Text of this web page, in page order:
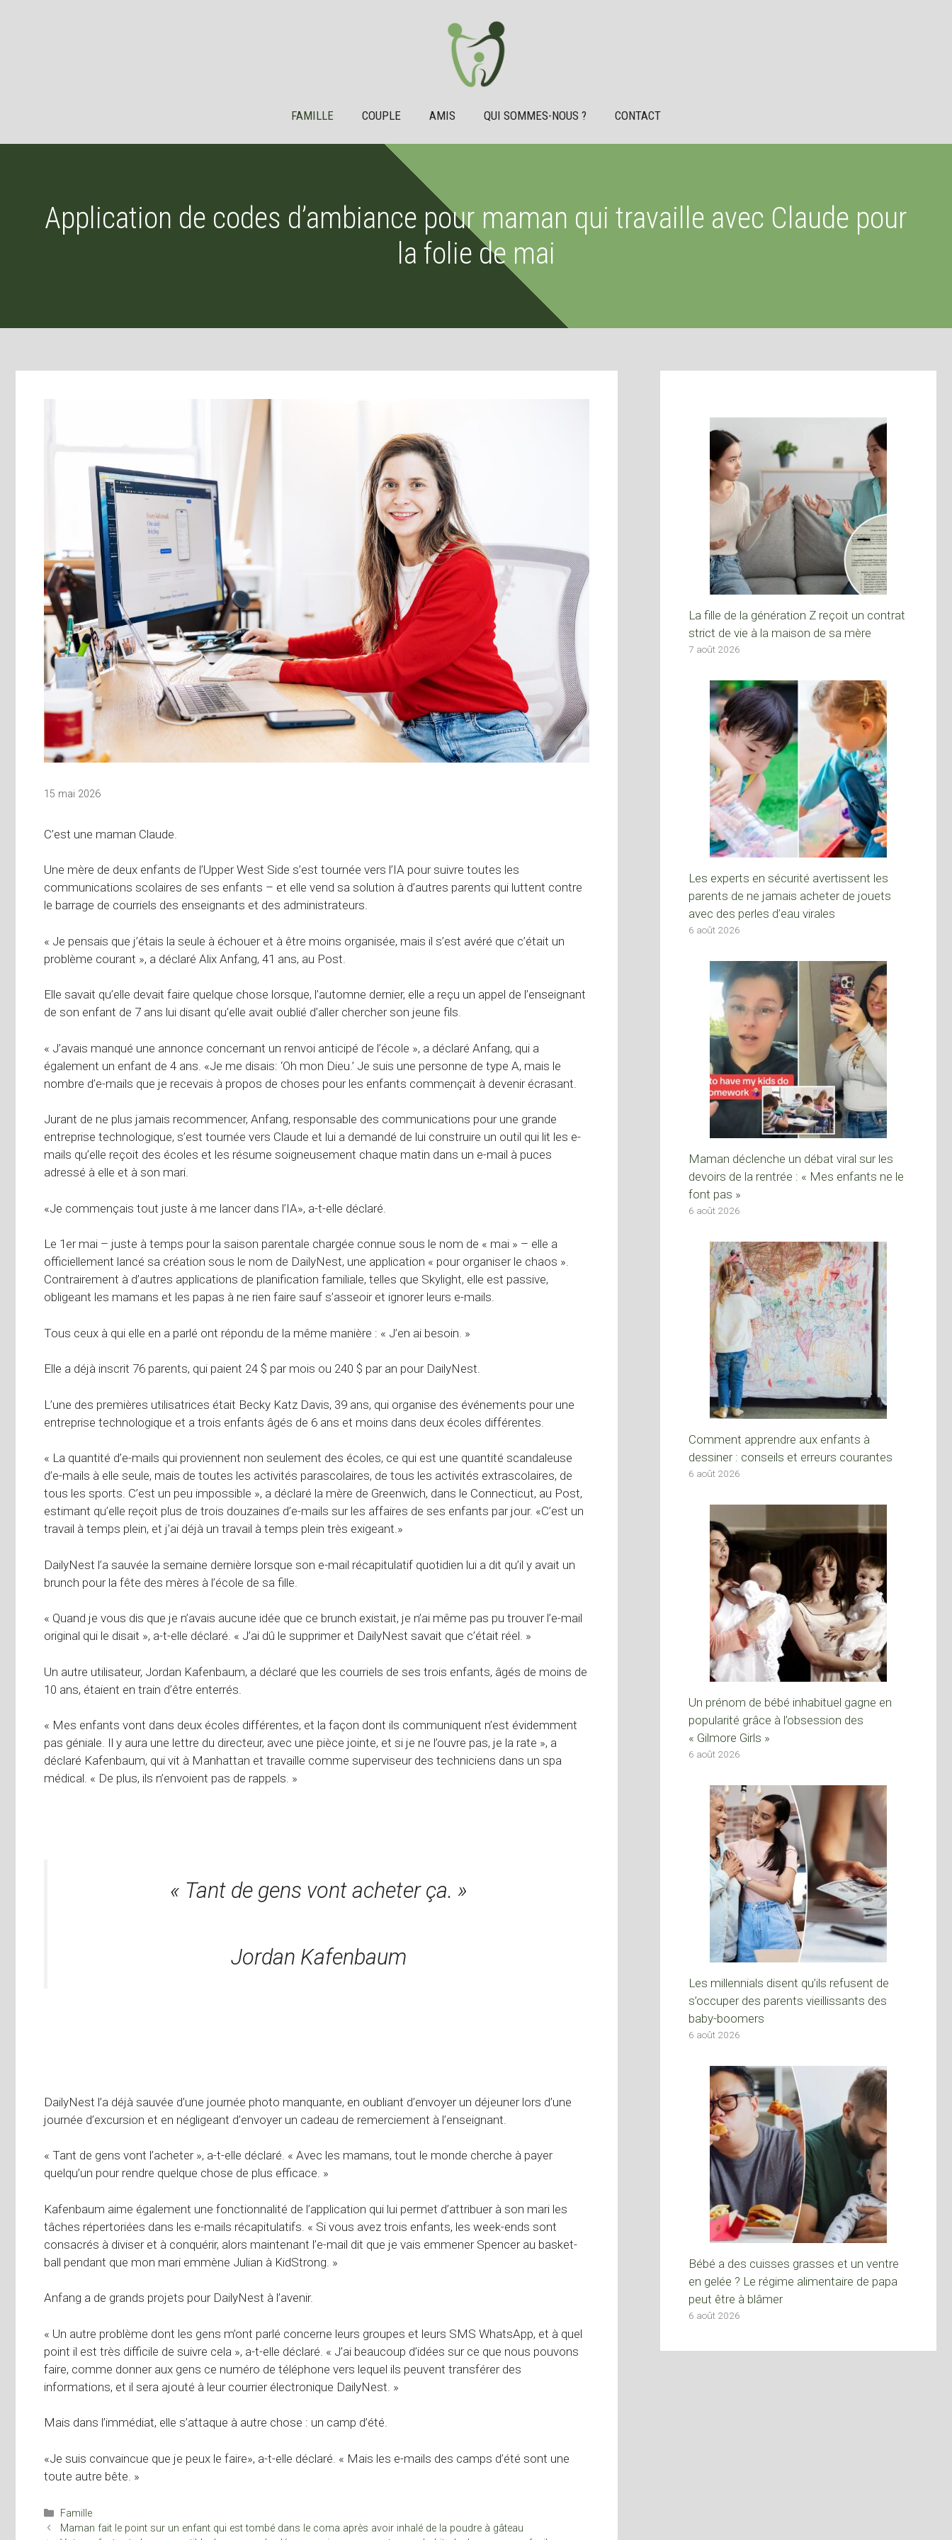
FAMILLE COUPLE AMIS QUI SOMMES-NOUS ? CONTACT
Application de codes d’ambiance pour maman qui travaille avec Claude pour
la folie de mai
15 mai 2026
C’est une maman Claude.
Une mère de deux enfants de l’Upper West Side s’est tournée vers l’IA pour suivre toutes les
communications scolaires de ses enfants – et elle vend sa solution à d’autres parents qui luttent contre
le barrage de courriels des enseignants et des administrateurs.
« Je pensais que j’étais la seule à échouer et à être moins organisée, mais il s’est avéré que c’était un
problème courant », a déclaré Alix Anfang, 41 ans, au Post.
Elle savait qu’elle devait faire quelque chose lorsque, l’automne dernier, elle a reçu un appel de l’enseignant
de son enfant de 7 ans lui disant qu’elle avait oublié d’aller chercher son jeune fils.
« J’avais manqué une annonce concernant un renvoi anticipé de l’école », a déclaré Anfang, qui a
également un enfant de 4 ans. «Je me disais: ‘Oh mon Dieu.’ Je suis une personne de type A, mais le
nombre d’e-mails que je recevais à propos de choses pour les enfants commençait à devenir écrasant.
Jurant de ne plus jamais recommencer, Anfang, responsable des communications pour une grande
entreprise technologique, s’est tournée vers Claude et lui a demandé de lui construire un outil qui lit les e-
mails qu’elle reçoit des écoles et les résume soigneusement chaque matin dans un e-mail à puces
adressé à elle et à son mari.
«Je commençais tout juste à me lancer dans l’IA», a-t-elle déclaré.
Le 1er mai – juste à temps pour la saison parentale chargée connue sous le nom de « mai » – elle a
officiellement lancé sa création sous le nom de DailyNest, une application « pour organiser le chaos ».
Contrairement à d’autres applications de planification familiale, telles que Skylight, elle est passive,
obligeant les mamans et les papas à ne rien faire sauf s’asseoir et ignorer leurs e-mails.
Tous ceux à qui elle en a parlé ont répondu de la même manière : « J’en ai besoin. »
Elle a déjà inscrit 76 parents, qui paient 24 $ par mois ou 240 $ par an pour DailyNest.
L’une des premières utilisatrices était Becky Katz Davis, 39 ans, qui organise des événements pour une
entreprise technologique et a trois enfants âgés de 6 ans et moins dans deux écoles différentes.
« La quantité d’e-mails qui proviennent non seulement des écoles, ce qui est une quantité scandaleuse
d’e-mails à elle seule, mais de toutes les activités parascolaires, de tous les activités extrascolaires, de
tous les sports. C’est un peu impossible », a déclaré la mère de Greenwich, dans le Connecticut, au Post,
estimant qu’elle reçoit plus de trois douzaines d’e-mails sur les affaires de ses enfants par jour. «C’est un
travail à temps plein, et j’ai déjà un travail à temps plein très exigeant.»
DailyNest l’a sauvée la semaine dernière lorsque son e-mail récapitulatif quotidien lui a dit qu’il y avait un
brunch pour la fête des mères à l’école de sa fille.
« Quand je vous dis que je n’avais aucune idée que ce brunch existait, je n’ai même pas pu trouver l’e-mail
original qui le disait », a-t-elle déclaré. « J’ai dû le supprimer et DailyNest savait que c’était réel. »
Un autre utilisateur, Jordan Kafenbaum, a déclaré que les courriels de ses trois enfants, âgés de moins de
10 ans, étaient en train d’être enterrés.
« Mes enfants vont dans deux écoles différentes, et la façon dont ils communiquent n’est évidemment
pas géniale. Il y aura une lettre du directeur, avec une pièce jointe, et si je ne l’ouvre pas, je la rate », a
déclaré Kafenbaum, qui vit à Manhattan et travaille comme superviseur des techniciens dans un spa
médical. « De plus, ils n’envoient pas de rappels. »
« Tant de gens vont acheter ça. »
Jordan Kafenbaum
DailyNest l’a déjà sauvée d’une journée photo manquante, en oubliant d’envoyer un déjeuner lors d’une
journée d’excursion et en négligeant d’envoyer un cadeau de remerciement à l’enseignant.
« Tant de gens vont l’acheter », a-t-elle déclaré. « Avec les mamans, tout le monde cherche à payer
quelqu’un pour rendre quelque chose de plus efficace. »
Kafenbaum aime également une fonctionnalité de l’application qui lui permet d’attribuer à son mari les
tâches répertoriées dans les e-mails récapitulatifs. « Si vous avez trois enfants, les week-ends sont
consacrés à diviser et à conquérir, alors maintenant l’e-mail dit que je vais emmener Spencer au basket-
ball pendant que mon mari emmène Julian à KidStrong. »
Anfang a de grands projets pour DailyNest à l’avenir.
« Un autre problème dont les gens m’ont parlé concerne leurs groupes et leurs SMS WhatsApp, et à quel
point il est très difficile de suivre cela », a-t-elle déclaré. « J’ai beaucoup d’idées sur ce que nous pouvons
faire, comme donner aux gens ce numéro de téléphone vers lequel ils peuvent transférer des
informations, et il sera ajouté à leur courrier électronique DailyNest. »
Mais dans l’immédiat, elle s’attaque à autre chose : un camp d’été.
«Je suis convaincue que je peux le faire», a-t-elle déclaré. « Mais les e-mails des camps d’été sont une
toute autre bête. »
Catégories
Famille
Maman fait le point sur un enfant qui est tombé dans le coma après avoir inhalé de la poudre à gâteau
La fille de la génération Z reçoit un contrat
strict de vie à la maison de sa mère
7 août 2026
Les experts en sécurité avertissent les
parents de ne jamais acheter de jouets
avec des perles d’eau virales
6 août 2026
Maman déclenche un débat viral sur les
devoirs de la rentrée : « Mes enfants ne le
font pas »
6 août 2026
Comment apprendre aux enfants à
dessiner : conseils et erreurs courantes
6 août 2026
Un prénom de bébé inhabituel gagne en
popularité grâce à l’obsession des
« Gilmore Girls »
6 août 2026
Les millennials disent qu’ils refusent de
s’occuper des parents vieillissants des
baby-boomers
6 août 2026
Bébé a des cuisses grasses et un ventre
en gelée ? Le régime alimentaire de papa
peut être à blâmer
6 août 2026